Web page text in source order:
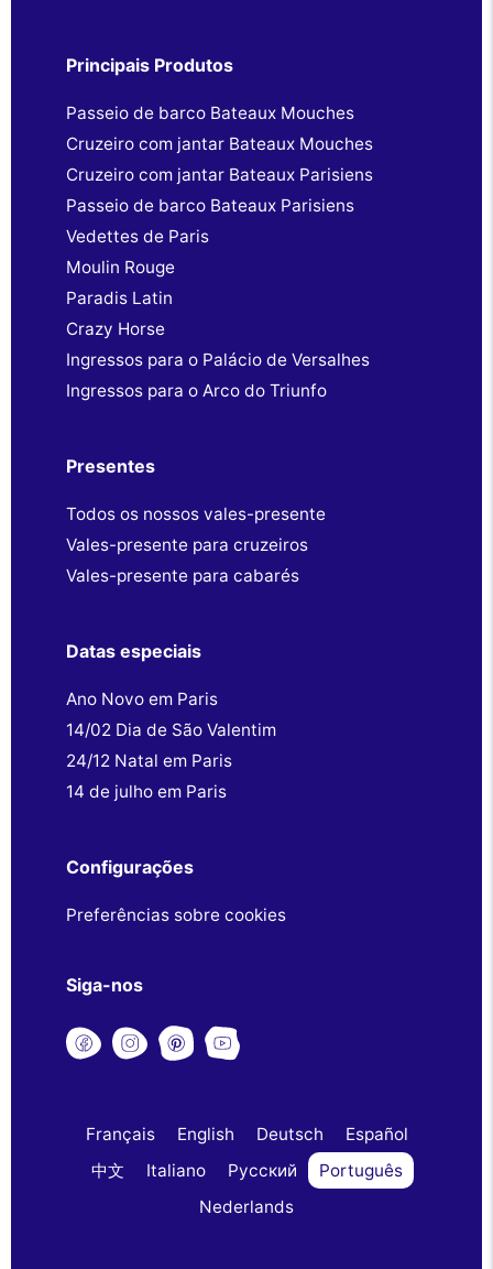
Principais Produtos
Passeio de barco Bateaux Mouches
Cruzeiro com jantar Bateaux Mouches
Cruzeiro com jantar Bateaux Parisiens
Passeio de barco Bateaux Parisiens
Vedettes de Paris
Moulin Rouge
Paradis Latin
Crazy Horse
Ingressos para o Palácio de Versalhes
Ingressos para o Arco do Triunfo
Presentes
Todos os nossos vales-presente
Vales-presente para cruzeiros
Vales-presente para cabarés
Datas especiais
Ano Novo em Paris
14/02 Dia de São Valentim
24/12 Natal em Paris
14 de julho em Paris
Configurações
Preferências sobre cookies
Siga-nos
Français English Deutsch
Español
中文
Italiano Русский
Português
Nederlands